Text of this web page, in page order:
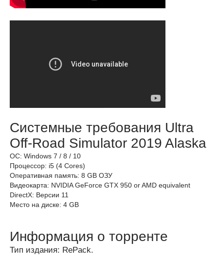
Системные требования Ultra
Off-Road Simulator 2019 Alaska
ОС: Windows 7 / 8 / 10
Процессор: i5 (4 Cores)
Оперативная память: 8 GB ОЗУ
Видеокарта: NVIDIA GeForce GTX 950 or AMD equivalent
DirectX: Версии 11
Место на диске: 4 GB
Информация о торренте
Тип издания: RePack.